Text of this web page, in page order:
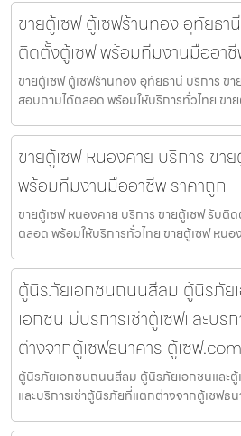
ขายตู้เซฟ ตู้เซฟร้านทอง อุทัยธา
ติดตั้งตู้เซฟ พร้อมทีมงานมืออา
ขายตู้เซฟ ตู้เซฟร้านทอง อุทัยธานี บริการ ข
สอบถามได้ตลอด พร้อมให้บริการทั่วไทย ขา
ขายตู้เซฟ หนองคาย บริการ ขา
พร้อมทีมงานมืออาชีพ ราคาถูก
ขายตู้เซฟ หนองคาย บริการ ขายตู้เซฟ รับ
ตลอด พร้อมให้บริการทั่วไทย ขายตู้เซฟ หนอ
ตู้นิรภัยเอกชนถนนสีลม ตู้นิรภัย
เอกชน มีบริการเช่าตู้เซฟและบริ
ต่างจากตู้เซฟธนาคาร ตู้เซฟ.com
ตู้นิรภัยเอกชนถนนสีลม ตู้นิรภัยเอกชนและตู้
และบริการเช่าตู้นิรภัยที่แตกต่างจากตู้เซฟธ